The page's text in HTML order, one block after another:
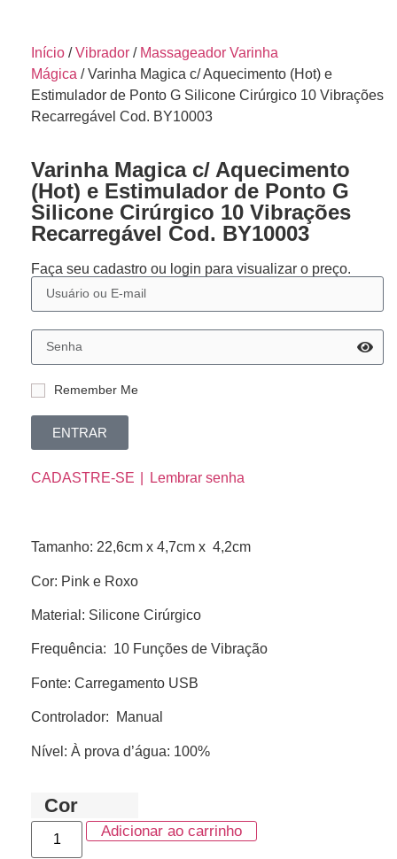
Início /Vibrador / Massageador Varinha
Mágica / Varinha Magica c/ Aquecimento (Hot) e
Estimulador de Ponto G Silicone Cirúrgico 10 Vibrações
Recarregável Cod. BY10003
Varinha Magica c/ Aquecimento
(Hot) e Estimulador de Ponto G
Silicone Cirúrgico 10 Vibrações
Recarregável Cod. BY10003
Faça seu cadastro ou login para visualizar o preço.
Remember Me
ENTRAR
CADASTRE-SE Lembrar senha
Tamanho: 22,6cm x 4,7cm x 4,2cm
Cor: Pink e Roxo
Material: Silicone Cirúrgico
Frequência: 10 Funções de Vibração
Fonte: Carregamento USB
Controlador: Manual
Nível: À prova d’água: 100%
Cor
Adicionar ao carrinho